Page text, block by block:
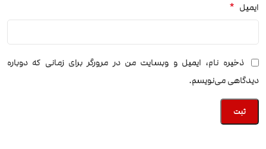
ایمیل *
ذخیره نام، ایمیل و وبسایت من در مرورگر برای زمانی که دوباره
دیدگاهی می‌نویسم.